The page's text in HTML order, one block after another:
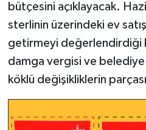
bütçesini açıklayacak.
sterlinin üzerindeki ev
getirmeyi değerlendirdiği
damga vergisi ve
köklü değişikliklerin